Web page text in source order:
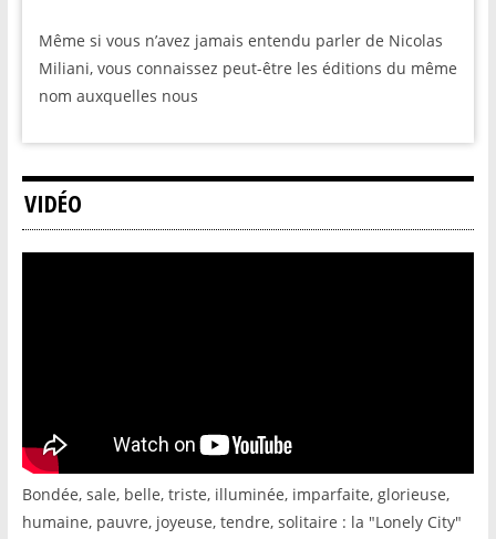
Même si vous n’avez jamais entendu parler de Nicolas
Miliani, vous connaissez peut-être les éditions du même
nom auxquelles nous
VIDÉO
Bondée, sale, belle, triste, illuminée, imparfaite, glorieuse,
humaine, pauvre, joyeuse, tendre, solitaire : la "Lonely City"